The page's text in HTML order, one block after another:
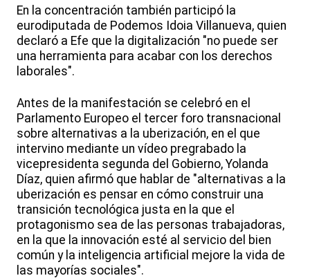
En la concentración también participó la
eurodiputada de Podemos Idoia Villanueva, quien
declaró a Efe que la digitalización "no puede ser
una herramienta para acabar con los derechos
laborales".
Antes de la manifestación se celebró en el
Parlamento Europeo el tercer foro transnacional
sobre alternativas a la uberización, en el que
intervino mediante un vídeo pregrabado la
vicepresidenta segunda del Gobierno, Yolanda
Díaz, quien afirmó que hablar de "alternativas a la
uberización es pensar en cómo construir una
transición tecnológica justa en la que el
protagonismo sea de las personas trabajadoras,
en la que la innovación esté al servicio del bien
común y la inteligencia artificial mejore la vida de
las mayorías sociales".